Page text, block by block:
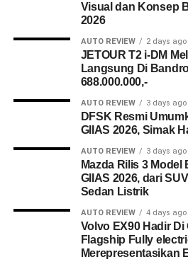
Visual dan Konsep
2026
AUTO REVIEW 2 days ago
JETOUR T2 i-DM
Langsung Di
688.000.000,-
AUTO REVIEW 3 days ago
DFSK Resmi
GIIAS 2026, Simak
AUTO REVIEW 3 days ago
Mazda Rilis 3
GIIAS 2026, dari
Sedan Listrik
AUTO REVIEW 4 days ago
Volvo EX90 Hadir Di
Flagship Fully
Merepresentasikan